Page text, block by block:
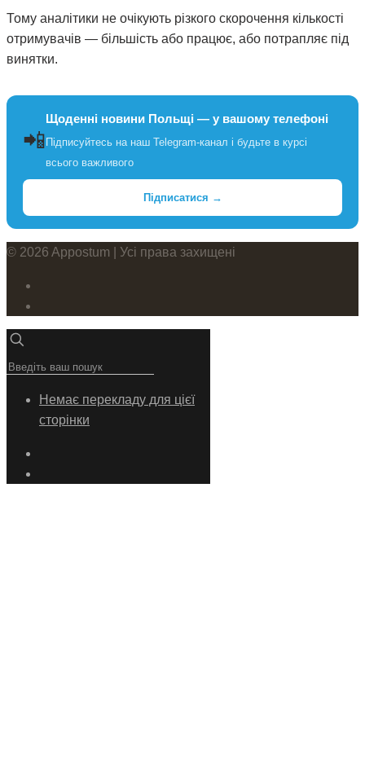
Тому аналітики не очікують різкого скорочення кількості
отримувачів — більшість або працює, або потрапляє під
винятки.
📲
Щоденні новини Польщі — у вашому телефоні
Підписуйтесь на наш Telegram-канал і будьте в курсі
всього важливого
Підписатися →
© 2026 Appostum | Усі права захищені
Немає перекладу для цієї
сторінки